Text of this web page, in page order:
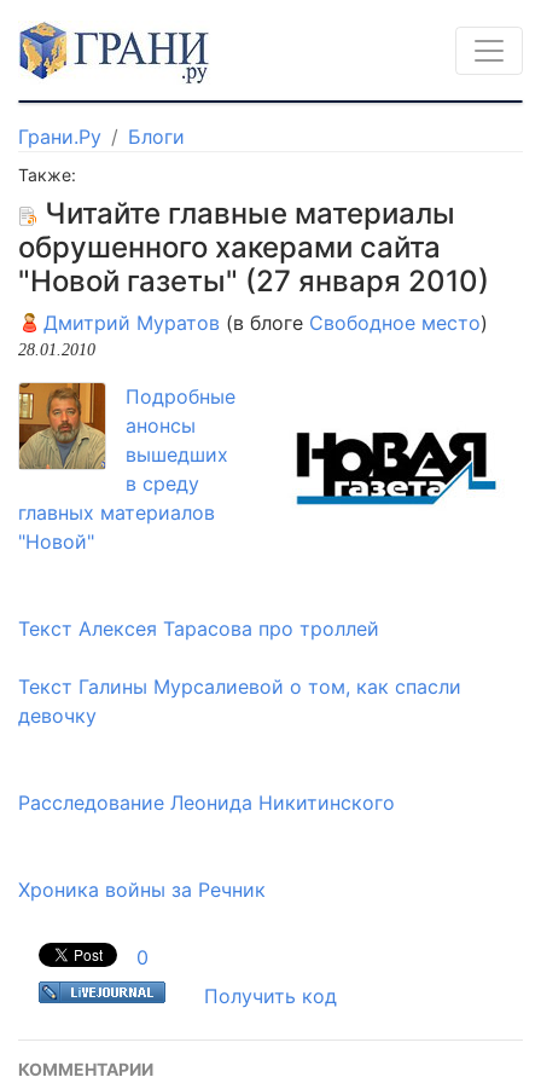
Грани.Ру Блоги
Также:
Читайте главные материалы
обрушенного хакерами сайта
"Новой газеты" (27 января 2010)
Дмитрий Муратов (в блоге Свободное место)
28.01.2010
Подробные
анонсы
вышедших
в среду
главных материалов
"Новой"
Текст Алексея Тарасова про троллей
Текст Галины Мурсалиевой о том, как спасли
девочку
Расследование Леонида Никитинского
Хроника войны за Речник
0
Получить код
КОММЕНТАРИИ